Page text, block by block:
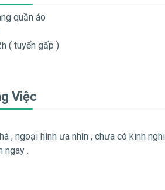
quần áo
( tuyển gấp )
Việc
, ngoại hình ưa nhìn , chưa có kinh
ngay .